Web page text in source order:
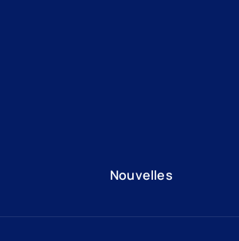
Nouvelles